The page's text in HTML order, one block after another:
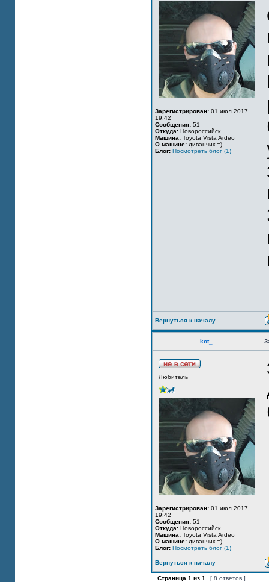
Зарегистрирован: 01 июл 2017,
19:42
Сообщения: 51
Откуда: Новороссийск
Машина: Toyota Vista Ardeo
О машине: диванчик =)
Блог: Посмотреть блог (1)
Вернуться к началу
kot_
Любитель
Зарегистрирован: 01 июл 2017,
19:42
Сообщения: 51
Откуда: Новороссийск
Машина: Toyota Vista Ardeo
О машине: диванчик =)
Блог: Посмотреть блог (1)
Вернуться к началу
Страница 1 из 1 [ 8 ответов ]